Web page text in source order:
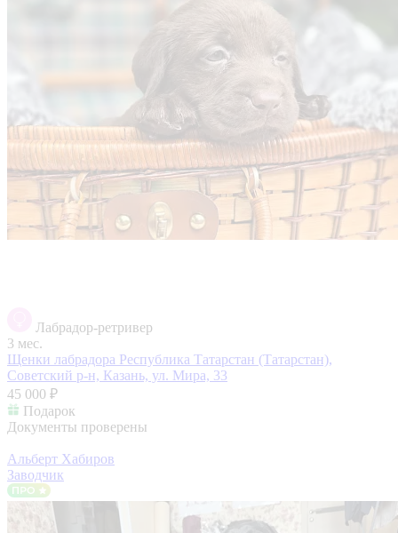
Лабрадор-ретривер
3 мес.
Щенки лабрадора Республика Татарстан (Татарстан),
Советский р-н, Казань, ул. Мира, 33
45 000 ₽
Подарок
Документы проверены
Альберт Хабиров
Заводчик